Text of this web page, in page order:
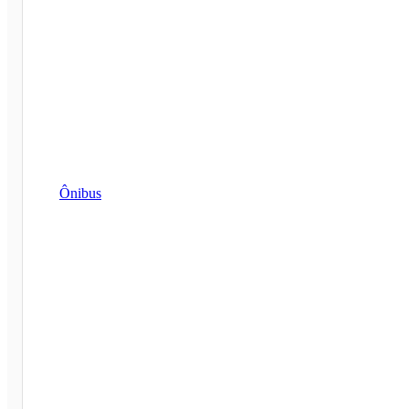
Ônibus